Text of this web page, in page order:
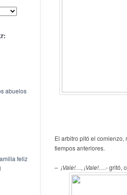
El arbitro pitó el comienzo,
tiempos anteriores.
– ¡Vale!…, ¡Vale!….-gritó,